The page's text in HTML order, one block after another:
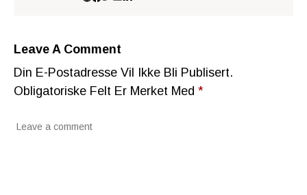
Leave A Comment
Din E-Postadresse Vil Ikke Bli Publisert.
Obligatoriske Felt Er Merket Med *